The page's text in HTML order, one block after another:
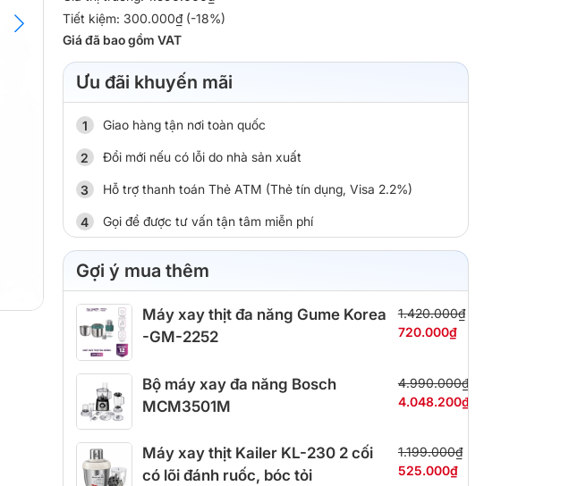
Tiết kiệm: 300.000₫ (-18%)
Giá đã bao gồm VAT
Ưu đãi khuyến mãi
Giao hàng tận nơi toàn quốc
Đổi mới nếu có lỗi do nhà sản xuất
Hỗ trợ thanh toán Thẻ ATM (Thẻ tín dụng, Visa 2.2%)
Gọi để được tư vấn tận tâm miễn phí
Gợi ý mua thêm
Máy xay thịt đa năng Gume Korea
-GM-2252
1.420.000₫
720.000₫
Bộ máy xay đa năng Bosch
MCM3501M
4.990.000₫
4.048.200₫
Máy xay thịt Kailer KL-230 2 cối
có lõi đánh ruốc, bóc tỏi
1.199.000₫
525.000₫